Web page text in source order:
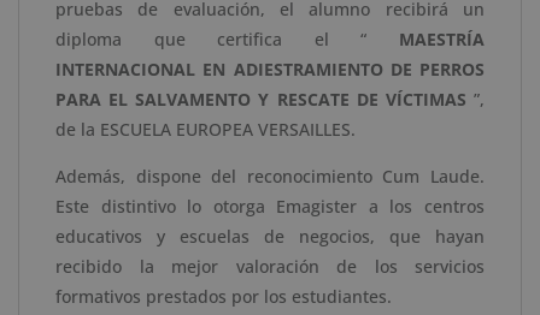
pruebas de evaluación, el alumno recibirá un
diploma que certifica el “ MAESTRÍA
INTERNACIONAL EN ADIESTRAMIENTO DE PERROS
PARA EL SALVAMENTO Y RESCATE DE VÍCTIMAS ”,
de la ESCUELA EUROPEA VERSAILLES.
Además, dispone del reconocimiento Cum Laude.
Este distintivo lo otorga Emagister a los centros
educativos y escuelas de negocios, que hayan
recibido la mejor valoración de los servicios
formativos prestados por los estudiantes.